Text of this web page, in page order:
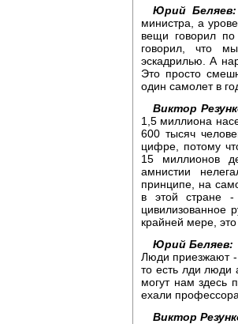
Юрий Беляев:
министра, а
вещи говорил
говорил, что
эскадрилью. А
Это просто
один самолет в
Виктор
1,5 миллиона
600 тысяч
цифре, потому
15 миллионов
амнистии
принципе, на
в этой стране -
цивилизованное
крайней мере,
Юрий Беляев:
Люди приезжают -
то есть лди люди
могут нам здесь
ехали
Виктор